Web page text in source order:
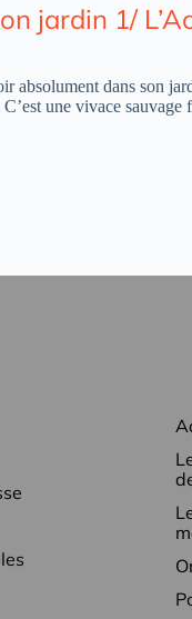
jardin 1/
absolument dans son
une vivace sauvage